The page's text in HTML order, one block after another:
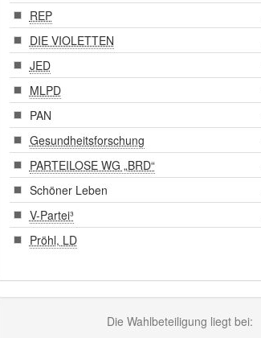
REP
DIE VIOLETTEN
JED
MLPD
PAN
Gesundheitsforschung
PARTEILOSE WG „BRD“
Schöner Leben
V-Partei³
Pröhl, LD
Die Wahlbeteiligung liegt bei: